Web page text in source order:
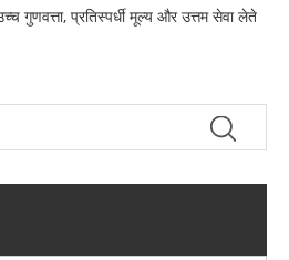
प्रतिस्पर्धी मूल्य और उत्तम सेवा लेते